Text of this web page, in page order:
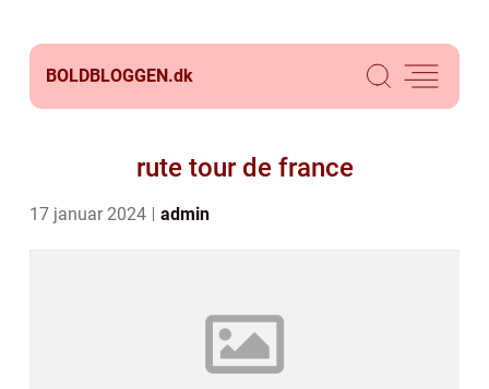
BOLDBLOGGEN.dk
rute tour de france
17 januar 2024 admin